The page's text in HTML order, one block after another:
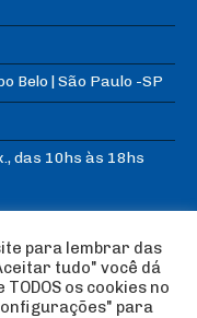
Belo | São Paulo -SP
das 10hs às 18hs
de Escalada
Design
para lembrar das
tudo" você dá
os cookies no
para